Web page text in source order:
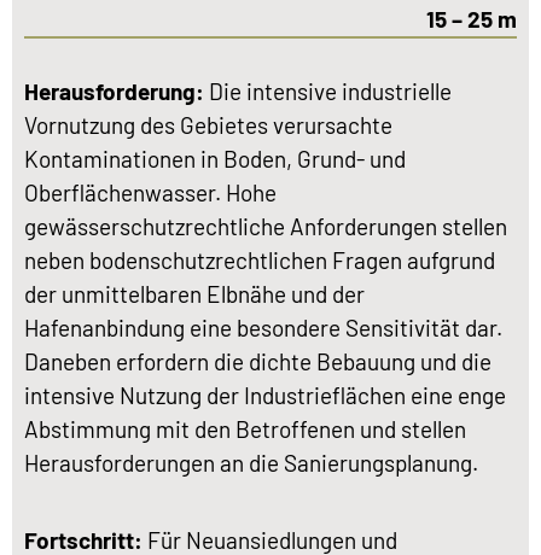
15 – 25 m
Herausforderung: Die intensive industrielle
Vornutzung des Gebietes verursachte
Kontaminationen in Boden, Grund- und
Oberflächenwasser. Hohe
gewässerschutzrechtliche Anforderungen stellen
neben bodenschutzrechtlichen Fragen aufgrund
der unmittelbaren Elbnähe und der
Hafenanbindung eine besondere Sensitivität dar.
Daneben erfordern die dichte Bebauung und die
intensive Nutzung der Industrieflächen eine enge
Abstimmung mit den Betroffenen und stellen
Herausforderungen an die Sanierungsplanung.
Fortschritt: Für Neuansiedlungen und